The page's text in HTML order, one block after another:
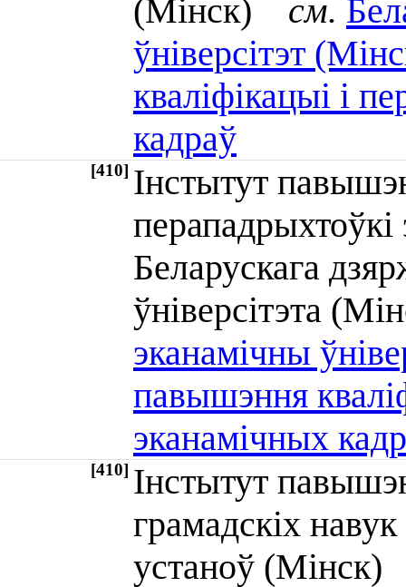
(Мінск) см.
ўніверсітэт
кваліфікацыі і
кадраў
[410] Інстытут
Беларускага
ўніверсітэта
эканамічны
павышэння
эканамічных
[410] Інстытут
грамадскіх
устаноў